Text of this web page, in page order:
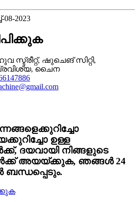
2023
സ്ട്രീറ്റ്, ഷുചെങ് സിറ്റി,
ചൈന
ഉള്ള
ദയവായി നിങ്ങളുടെ
അയയ്ക്കുക, ഞങ്ങൾ 24
ബന്ധപ്പെടും.